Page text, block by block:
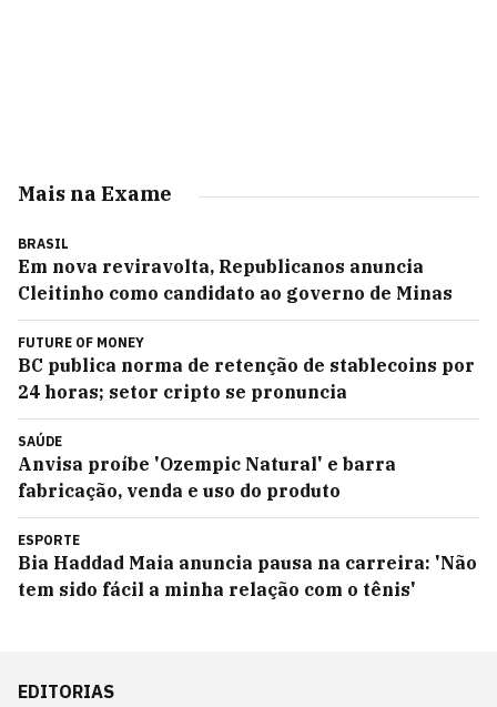
Mais na Exame
BRASIL
Em nova reviravolta, Republicanos anuncia
Cleitinho como candidato ao governo de Minas
FUTURE OF MONEY
BC publica norma de retenção de stablecoins por
24 horas; setor cripto se pronuncia
SAÚDE
Anvisa proíbe 'Ozempic Natural' e barra
fabricação, venda e uso do produto
ESPORTE
Bia Haddad Maia anuncia pausa na carreira: 'Não
tem sido fácil a minha relação com o tênis'
EDITORIAS